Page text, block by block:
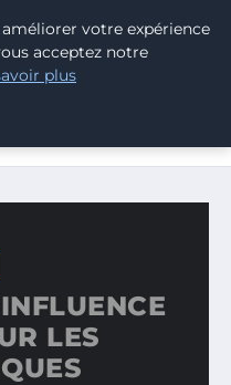
BANQUES SUR LES
LES
votre expérience
acceptez notre
plus